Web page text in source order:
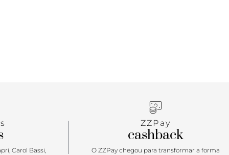
Carol Bassi,
ZZPay
cashback
O ZZPay chegou para transformar a forma